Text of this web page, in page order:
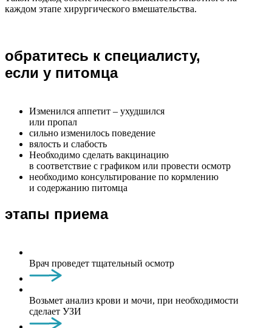
каждом этапе хирургического вмешательства.
обратитесь к специалисту,
если у питомца
Изменился аппетит – ухудшился
или пропал
сильно изменилось поведение
вялость и слабость
Необходимо сделать вакцинацию
в соответствие с графиком или провести осмотр
необходимо консультирование по кормлению
и содержанию питомца
этапы приема
Врач проведет тщательный осмотр
Возьмет анализ крови и мочи, при необходимости
сделает УЗИ